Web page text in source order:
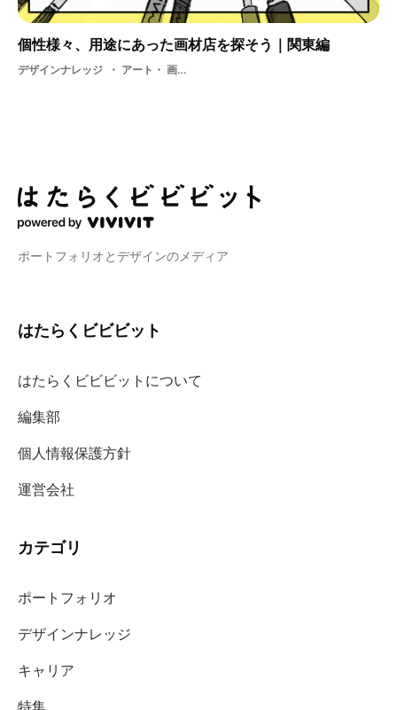
個性様々、用途にあった画材店を探そう｜関東編
デザインナレッジ アート・ 画材店・ アーティスト・ アナログ・ お店・ ショッピング・ 画材・ 画材屋・ 素材
ポートフォリオとデザインのメディア
はたらくビビビット
はたらくビビビットについて
編集部
個人情報保護方針
運営会社
カテゴリ
ポートフォリオ
デザインナレッジ
キャリア